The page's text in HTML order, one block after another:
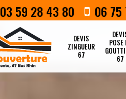
03 59 28 43 80 06 75
DEVIS
ZINGUEUR
67
POSE
67